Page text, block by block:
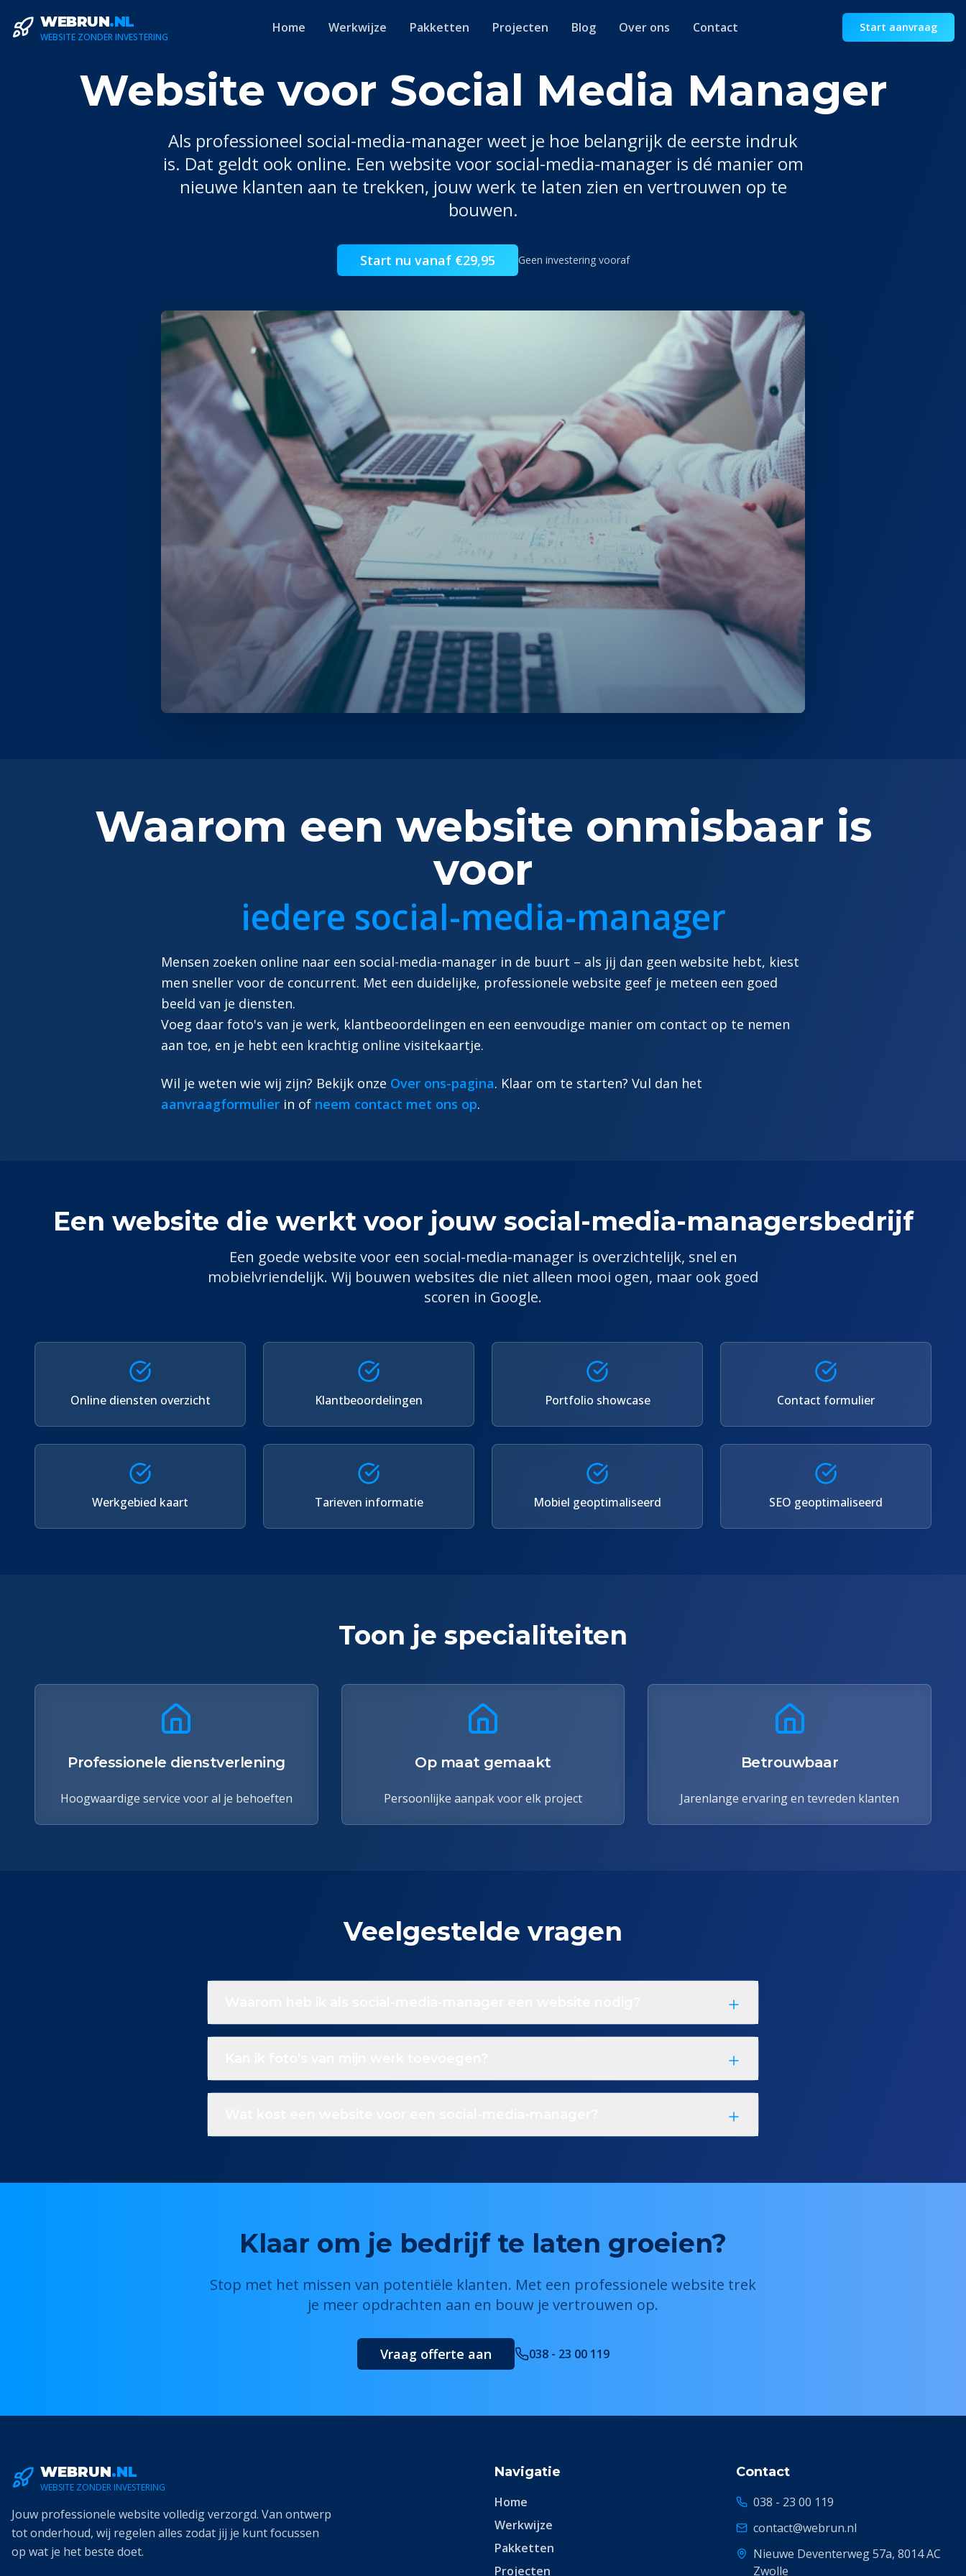
WEBRUN.NL
WEBSITE ZONDER INVESTERING
Home Werkwijze Pakketten Projecten Blog Over ons Contact Start aanvraag
Website voor Social Media Manager
Als professioneel social-media-managerweet je hoe belangrijk de eerste indruk
is. Dat geldt ook online. Een website voor social-media-manageris dé manier om
nieuwe klanten aan te trekken, jouw werk te laten zien en vertrouwen op te
bouwen.
Start nu vanaf €29,95 Geen investering vooraf
Waarom een website onmisbaar is
voor
iedere social-media-manager
Mensen zoeken online naar een social-media-manager in de buurt – als jij dan geen website hebt, kiest
men sneller voor de concurrent. Met een duidelijke, professionele website geef je meteen een goed
beeld van je diensten.
Voeg daar foto's van je werk, klantbeoordelingen en een eenvoudige manier om contact op te nemen
aan toe, en je hebt een krachtig online visitekaartje.
Wil je weten wie wij zijn? Bekijk onze Over ons-pagina. Klaar om te starten? Vul dan het
aanvraagformulier in of neem contact met ons op.
Een website die werkt voor jouw social-media-managersbedrijf
Een goede website voor een social-media-manageris overzichtelijk, snel en
mobielvriendelijk. Wij bouwen websites die niet alleen mooi ogen, maar ook goed
scoren in Google.
Online diensten overzicht Klantbeoordelingen Portfolio showcase Contact formulier
Werkgebied kaart Tarieven informatie Mobiel geoptimaliseerd SEO geoptimaliseerd
Toon je specialiteiten
Professionele dienstverlening
Hoogwaardige service voor al je behoeften
Op maat gemaakt
Persoonlijke aanpak voor elk project
Betrouwbaar
Jarenlange ervaring en tevreden klanten
Veelgestelde vragen
Klaar om je bedrijf te laten groeien?
Stop met het missen van potentiële klanten. Met een professionele website trek
je meer opdrachten aan en bouw je vertrouwen op.
Vraag offerte aan 038 - 23 00 119
WEBRUN.NL
WEBSITE ZONDER INVESTERING
Jouw professionele website volledig verzorgd. Van ontwerp
tot onderhoud, wij regelen alles zodat jij je kunt focussen
op wat je het beste doet.
Navigatie
Home
Werkwijze
Pakketten
Projecten
Contact
038 - 23 00 119
contact@webrun.nl
Nieuwe Deventerweg 57a, 8014 AC
Zwolle